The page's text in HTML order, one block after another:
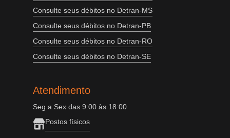
Consulte seus débitos no Detran-MS
Consulte seus débitos no Detran-PB
Consulte seus débitos no Detran-RO
Consulte seus débitos no Detran-SE
Atendimento
Seg a Sex das 9:00 às 18:00
Postos físicos